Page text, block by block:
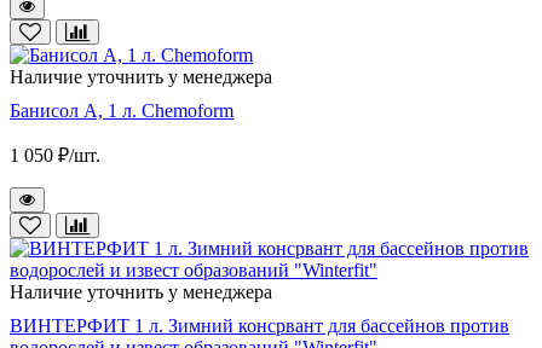
Наличие уточнить у менеджера
Банисол А, 1 л. Chemoform
1 050 ₽/шт.
Наличие уточнить у менеджера
ВИНТЕРФИТ 1 л. Зимний консрвант для бассейнов против